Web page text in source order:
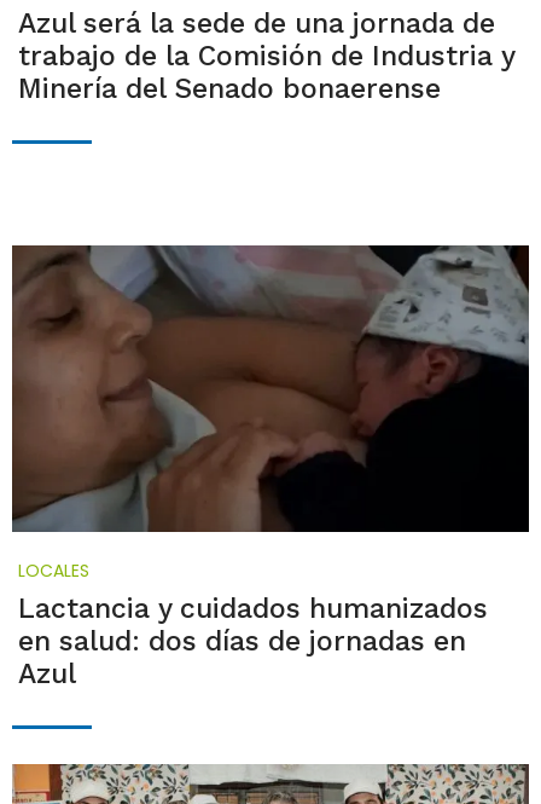
Azul será la sede de una jornada de
trabajo de la Comisión de Industria y
Minería del Senado bonaerense
LOCALES
Lactancia y cuidados humanizados
en salud: dos días de jornadas en
Azul